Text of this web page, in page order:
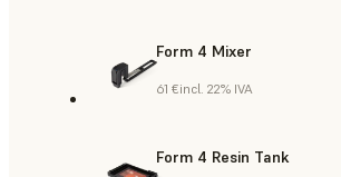
Form 4 Mixer
61 €incl. 22% IVA
Form 4 Resin Tank